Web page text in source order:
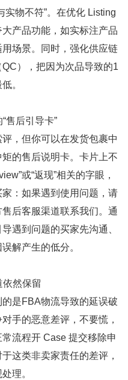
实物不符”。在优化 Listing
产品功能， 如实标注产品
用场景。同时，强化供应链
），把因为次品导致的1
。
售后引导卡”
但你可以在发货包裹中
的售后说明卡。卡片上不
或“返现”相关的字眼 ，
：如果遇到使用问题，请
后客服渠道联系我们。通
遇到问题的买家先沟通、
解产生的低分。
依然保留
是FBA物流导致的延误破
对手的恶意差评，不要慌，
流程开 Case 提交移除申
这类非卖家责任的差评，
理。